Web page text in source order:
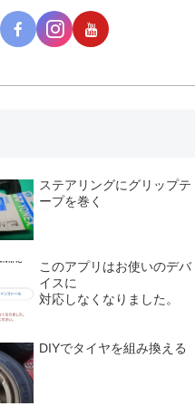
ステアリングにグリップテ
ープを巻く
このアプリはお使いのデバ
イスに
対応しなくなりました。
DIYでタイヤを組み換える